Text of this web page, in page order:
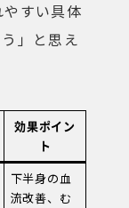
すい具体
」と思え
効果ポイン
ト
下半身の血
流改善、む